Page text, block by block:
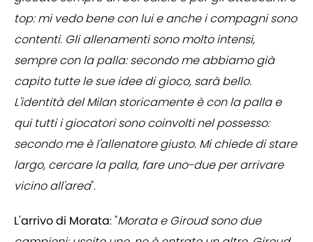
top: mi vedo bene con lui e anche i compagni sono
contenti. Gli allenamenti sono molto intensi,
sempre con la palla: secondo me abbiamo già
capito tutte le sue idee di gioco, sarà bello.
L'identità del Milan storicamente è con la palla e
qui tutti i giocatori sono coinvolti nel possesso:
secondo me è l'allenatore giusto. Mi chiede di stare
largo, cercare la palla, fare uno-due per arrivare
vicino all'area".
L'arrivo di Morata: "Morata e Giroud sono due